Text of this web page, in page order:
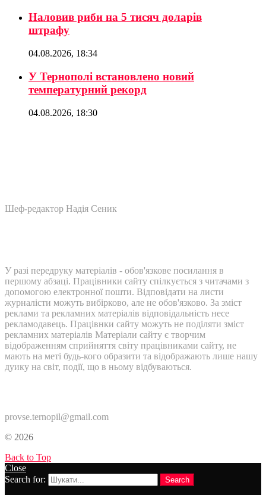
Наловив риби на 5 тисяч доларів
штрафу
04.08.2026, 18:34
У Тернополі встановлено новий
температурний рекорд
04.08.2026, 18:30
Шеф-редактор Надія Сеник
У разі передруку матеріалів - обов'язкове посилання в
першому абзаці. Працівники сайту спілкується з читачами з
допомогою електронної пошти. Відповідати на листи
журналісти можуть вибірково, але не обов'язково. За зміст
реклами та рекламних матеріалів відповідальність несе
рекламодавець. Працівнки сайту можуть не поділяти зміст
рекламних матеріалів Матеріали сайту є творчим
відображенням сприйняття світу працівниками сайту, не
мають на меті будь-кого образити та відображають лише нашу
дуику на світ, події, що в ньому відбуваються.
provse.ternopil@gmail.com
© 2026
Back to Top
Close
Search for:
Search